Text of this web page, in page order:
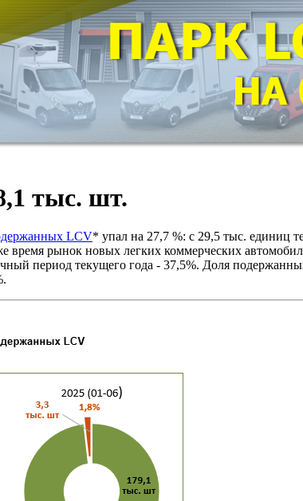
тыс. шт.
LCV* упал на 27,7 %: с 29,5 тыс. единиц
рынок новых легких коммерческих
период текущего года - 37,5%. Доля